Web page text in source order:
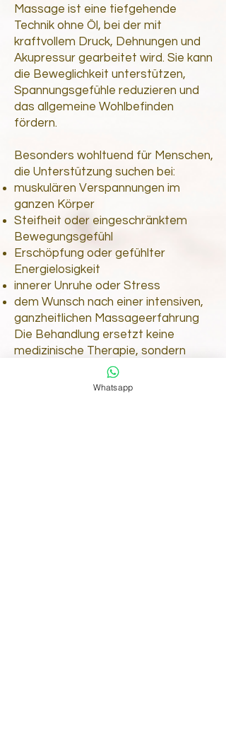
Massage ist eine tiefgehende
Technik ohne Öl, bei der mit
kraftvollem Druck, Dehnungen und
Akupressur gearbeitet wird. Sie kann
die Beweglichkeit unterstützen,
Spannungsgefühle reduzieren und
das allgemeine Wohlbefinden
fördern.
Besonders wohltuend für Menschen,
die Unterstützung suchen bei:
muskulären Verspannungen im
ganzen Körper
Steifheit oder eingeschränktem
Bewegungsgefühl
Erschöpfung oder gefühlter
Energielosigkeit
innerer Unruhe oder Stress
dem Wunsch nach einer intensiven,
ganzheitlichen Massageerfahrung
Die Behandlung ersetzt keine
medizinische Therapie, sondern
dient dem Wohlbefinden und der
Whatsapp